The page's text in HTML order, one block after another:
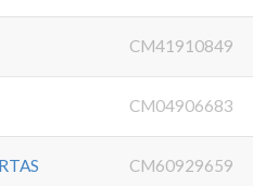
CM41910849
CM04906683
CM60929659